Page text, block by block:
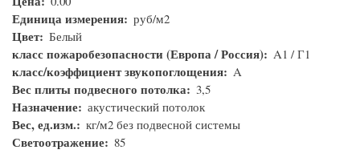
Единица измерения руб/м2
Цвет Белый
класс пожаробезопасности (Европа / Россия) A1 / Г1
класс/коэффициент звукопоглощения A
Вес плиты подвесного потолка 3,5
Назначение акустический потолок
Вес, ед.изм. кг/м2 без подвесной системы
Светоотражение 85